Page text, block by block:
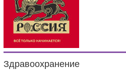
Здравоохранение